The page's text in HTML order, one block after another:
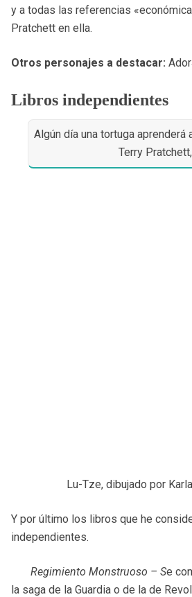
y a todas las referencias
Pratchett en ella.
Otros personajes a destacar:
Libros independientes
Algún día una tortuga aprenderá
Terry
Lu-Tze, dibujado por
Y por último los libros que he
independientes.
Regimiento Monstruoso – Se
la saga de la Guardia o de la de